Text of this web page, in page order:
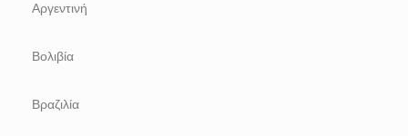
Αργεντινή
Βολιβία
Βραζιλία